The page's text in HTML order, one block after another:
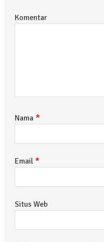
Komentar
Nama *
Email *
Situs Web